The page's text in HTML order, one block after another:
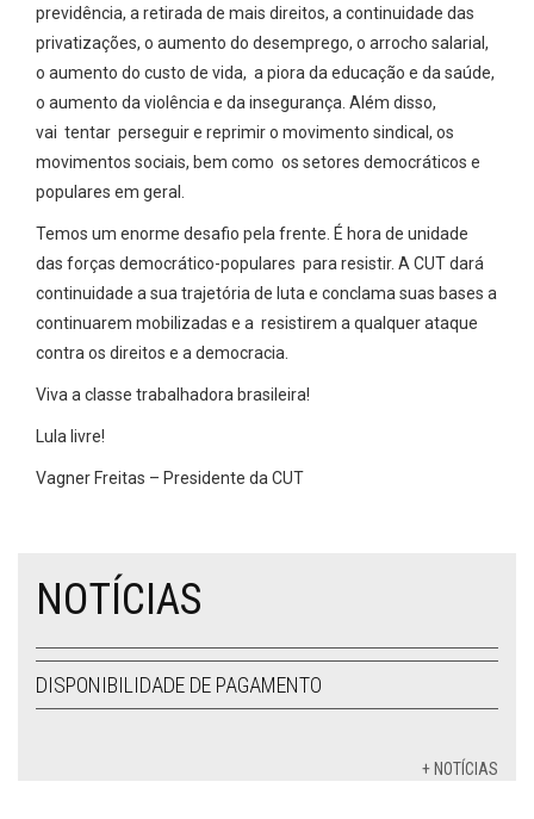
previdência, a retirada de mais direitos, a continuidade das
privatizações, o aumento do desemprego, o arrocho salarial,
o aumento do custo de vida, a piora da educação e da saúde,
o aumento da violência e da insegurança. Além disso,
vai tentar perseguir e reprimir o movimento sindical, os
movimentos sociais, bem como os setores democráticos e
populares em geral.
Temos um enorme desafio pela frente. É hora de unidade
das forças democrático-populares para resistir. A CUT dará
continuidade a sua trajetória de luta e conclama suas bases a
continuarem mobilizadas e a resistirem a qualquer ataque
contra os direitos e a democracia.
Viva a classe trabalhadora brasileira!
Lula livre!
Vagner Freitas – Presidente da CUT
NOTÍCIAS
DISPONIBILIDADE DE PAGAMENTO
+ NOTÍCIAS